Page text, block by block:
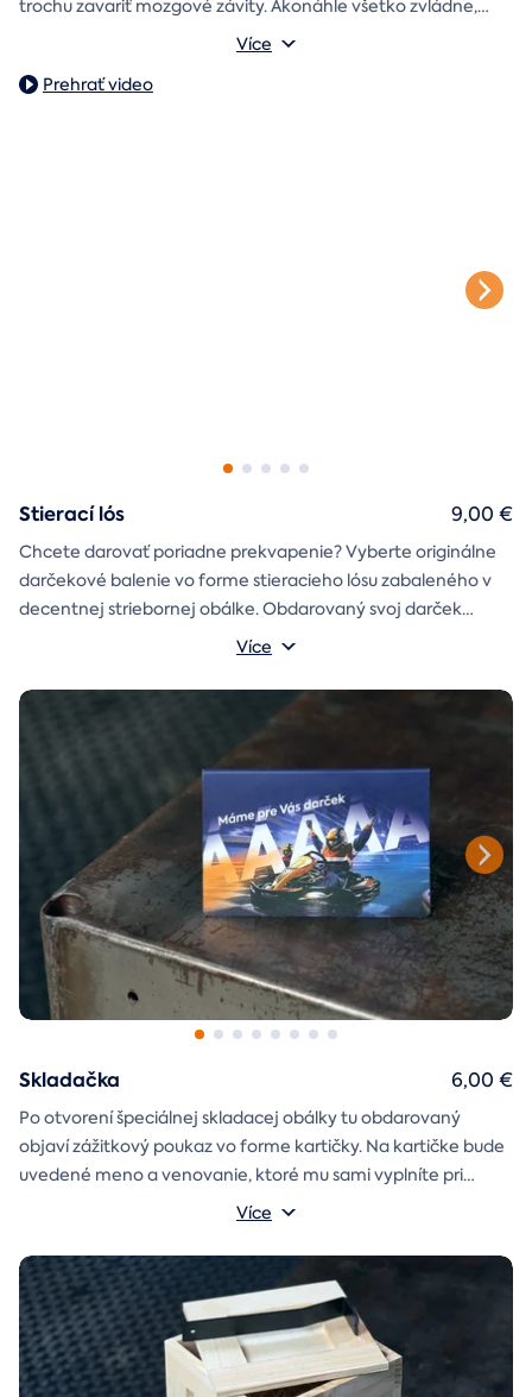
trochu zavariť mozgové závity. Akonáhle všetko zvládne,
objaví poukaz na zážitok i s vašim venováním.
Vonkajšie rozmery: 15,5 × 8,5 × 5 cm
Více
Prehrať video
Stierací lós
Chcete darovať poriadne prekvapenie? Vyberte originálne
darčekové balenie vo forme stieracieho lósu zabaleného v
decentnej striebornej obálke. Obdarovaný svoj darček
objaví až po chvíľke napätia počas stierania. Jedno je isté, u
Více
9,00 €
Skladačka
Po otvorení špeciálnej skladacej obálky tu obdarovaný
objaví zážitkový poukaz vo forme kartičky. Na kartičke bude
uvedené meno a venovanie, ktoré mu sami vyplníte pri
Více
6,00 €